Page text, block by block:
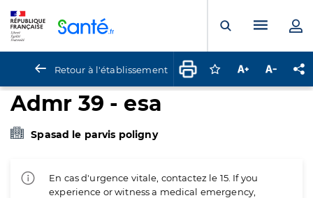
Ouvrir laMenu
Retour à l'établissement Connectez-vous
Augmenter la
Admr 39 - esa
Spasad le parvis poligny
En cas d'urgence vitale, contactez le 15. If you
experience or witness a medical emergency,